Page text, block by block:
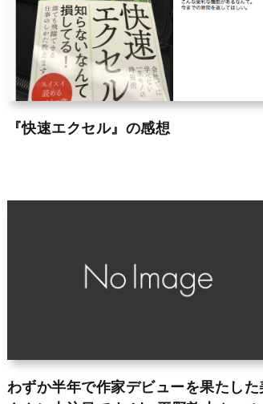
『快速エクセル』の感想
わずか半年で作家デビューを果たした